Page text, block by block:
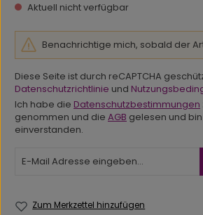
Aktuell nicht verfügbar
Benachrichtige mich, sobald der
Diese Seite ist durch reCAPTCHA
Datenschutzrichtlinie und
Ich habe die Datenschutzbestimmungen
genommen und die AGB gelesen und
einverstanden.
Zum Merkzettel hinzufügen